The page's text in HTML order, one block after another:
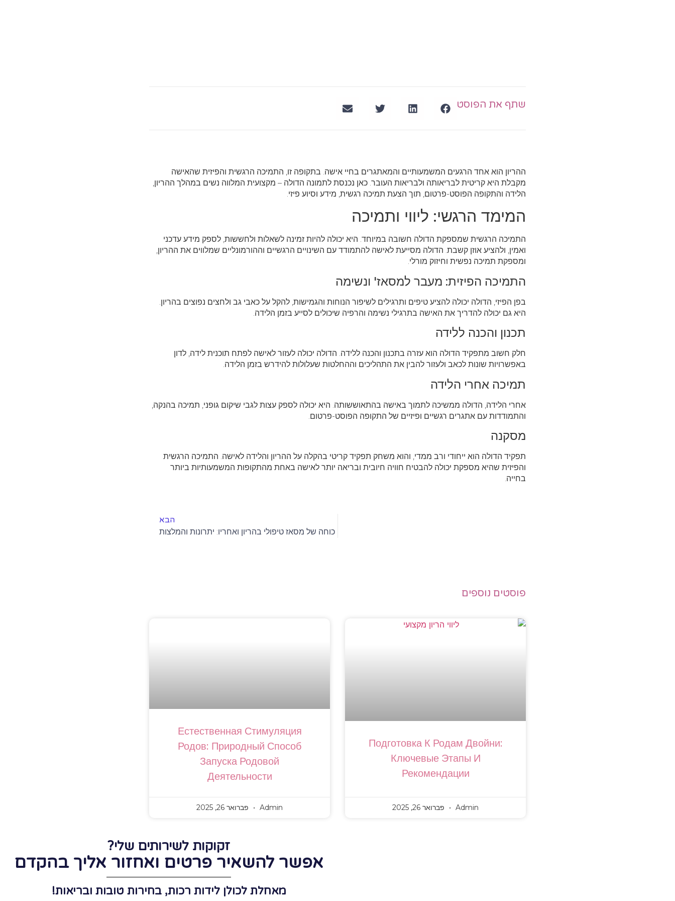
שתף את הפוסט
ההריון הוא אחד הרגעים המשמעותיים והמאתגרים בחיי אישה. בתקופה זו, התמיכה הרגשית והפיזית שהאישה
מקבלת היא קריטית לבריאותה ולבריאות העובר. כאן נכנסת לתמונה הדולה – מקצועית המלווה נשים במהלך ההריון,
הלידה והתקופה הפוסט-פרטום, תוך הצעת תמיכה רגשית, מידע וסיוע פיזי.
המימד הרגשי: ליווי ותמיכה
התמיכה הרגשית שמספקת הדולה חשובה במיוחד. היא יכולה להיות זמינה לשאלות ולחששות, לספק מידע עדכני
ואמין, ולהציע אוזן קשבת. הדולה מסייעת לאישה להתמודד עם השינויים הרגשיים וההורמונליים שמלווים את ההריון,
ומספקת תמיכה נפשית וחיזוק מורלי.
התמיכה הפיזית: מעבר למסאז' ונשימה
בפן הפיזי, הדולה יכולה להציע טיפים ותרגילים לשיפור הנוחות והגמישות, להקל על כאבי גב ולחצים נפוצים בהריון.
היא גם יכולה להדריך את האישה בתרגילי נשימה והרפיה שיכולים לסייע בזמן הלידה.
תכנון והכנה ללידה
חלק חשוב מתפקיד הדולה הוא עזרה בתכנון והכנה ללידה. הדולה יכולה לעזור לאישה לפתח תוכנית לידה, לדון
באפשרויות שונות לכאב ולעזור להבין את התהליכים וההחלטות שעלולות להידרש בזמן הלידה.
תמיכה אחרי הלידה
אחרי הלידה, הדולה ממשיכה לתמוך באישה בהתאוששותה. היא יכולה לספק עצות לגבי שיקום גופני, תמיכה בהנקה,
והתמודדות עם אתגרים רגשיים ופיזיים של התקופה הפוסט-פרטום.
מסקנה
תפקיד הדולה הוא ייחודי ורב ממדי, והוא משחק תפקיד קריטי בהקלה על ההריון והלידה לאישה. התמיכה הרגשית
והפיזית שהיא מספקת יכולה להבטיח חוויה חיובית ובריאה יותר לאישה באחת מהתקופות המשמעותיות ביותר
בחייה.
הבא
כוחה של מסאז טיפולי בהריון ואחריו: יתרונות והמלצות
פוסטים נוספים
Подготовка К Родам Двойни:
Ключевые Этапы И
Рекомендации
Admin פברואר 26, 2025
Естественная Стимуляция
Родов: Природный Способ
Запуска Родовой
Деятельности
Admin פברואר 26, 2025
זקוקות לשירותים שלי?
אפשר להשאיר פרטים ואחזור אליך בהקדם
מאחלת לכולן לידות רכות, בחירות טובות ובריאות!